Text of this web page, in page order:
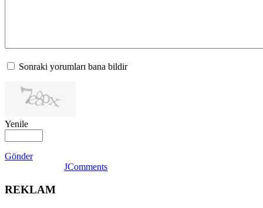
Sonraki yorumları bana bildir
Yenile
Gönder
JComments
REKLAM